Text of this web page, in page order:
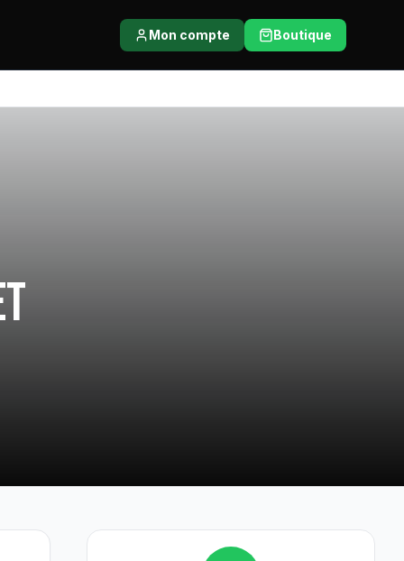
Mon compte Boutique